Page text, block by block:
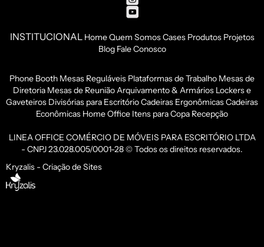
INSTITUCIONAL HomeQuem SomosCases Produtos Projetos
Blog Fale Conosco
Phone Booth Mesas Reguláveis Plataformas de Trabalho Mesas de
Diretoria Mesas de ReuniãoArquivamento & Armários Lockers e
Gaveteiros Divisórias para EscritórioCadeiras ErgonômicasCadeiras
Econômicas Home Office Itens para Copa Recepção
LINEA OFFICE COMÉRCIO DE MÓVEIS PARA ESCRITÓRIO LTDA
- CNPJ 23.028.005/0001-28 © Todos os direitos reservados.
Kryzalis - Criação de Sites